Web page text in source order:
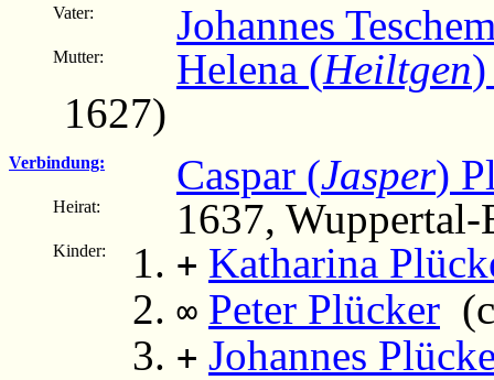
Vater: Johannes
Mutter: Helena (Heiltgen
1627)
Verbindung: Caspar (Jasper)
Heirat: 1637,
Kinder: + Katharina
∞ Peter Plücker
+ Johannes